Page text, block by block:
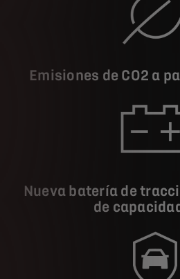
Emisiones de CO2 a
Nueva batería de
de